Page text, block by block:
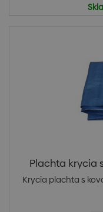
Plachta krycia
Krycia plachta s